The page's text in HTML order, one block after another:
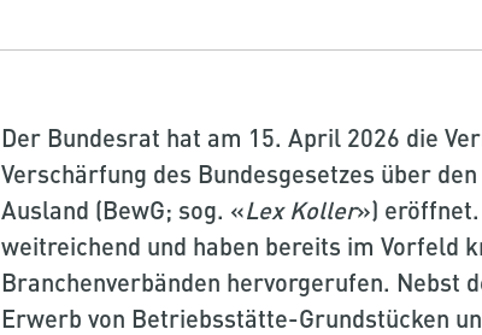
Der Bundesrat hat am 15. April 2026 die
Verschärfung des Bundesgesetzes über
Ausland (BewG; sog. «Lex Koller») eröffnet.
weitreichend und haben bereits im Vorfeld
Branchenverbänden hervorgerufen. Nebst
Erwerb von Betriebsstätte-Grundstücken